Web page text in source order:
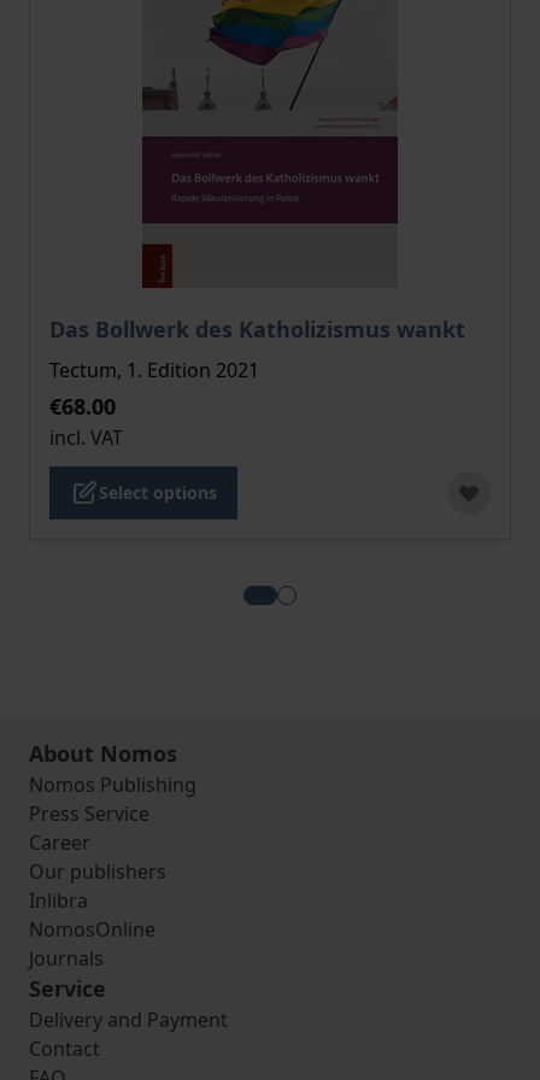
Das Bollwerk des Katholizismus wankt
The price depends on the options chosen on the
Tectum, 1. Edition 2021
€68.00
incl. VAT
Select options
View more about Das Bollwerk
View more about Polens
About Nomos
Nomos Publishing
Press Service
Career
Our publishers
Inlibra
NomosOnline
Journals
Service
Delivery and Payment
Contact